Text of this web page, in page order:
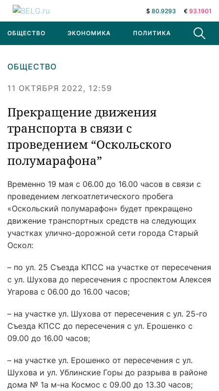
$ 80.9293 € 93.1901
ОБЩЕСТВО ЭКОНОМИКА ПОЛИТИКА В МИРЕ
ОБЩЕСТВО
11 ОКТЯБРЯ 2022, 12:59
Прекращение движения
транспорта в связи с
проведением “Оскольского
полумарафона”
Временно 19 мая с 06.00 до 16.00 часов в связи с
проведением легкоатлетического пробега
«Оскольский полумарафон» будет прекращено
движение транспортных средств на следующих
участках улично-дорожной сети города Старый
Оскол:
– по ул. 25 Съезда КПСС на участке от пересечения
с ул. Шухова до пересечения с проспектом Алексея
Угарова с 06.00 до 16.00 часов;
– на участке ул. Шухова от пересечения с ул. 25-го
Съезда КПСС до пересечения с ул. Ерошенко с
09.00 до 16.00 часов;
– на участке ул. Ерошенко от пересечения с ул.
Шухова и ул. Ублинские Горы до разрыва в районе
дома № 1а м-на Космос с 09.00 до 13.30 часов;